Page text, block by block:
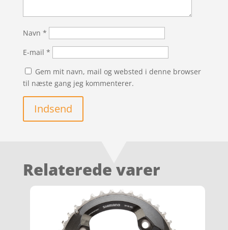
Navn *
E-mail *
Gem mit navn, mail og websted i denne browser
til næste gang jeg kommenterer.
Indsend
Relaterede varer